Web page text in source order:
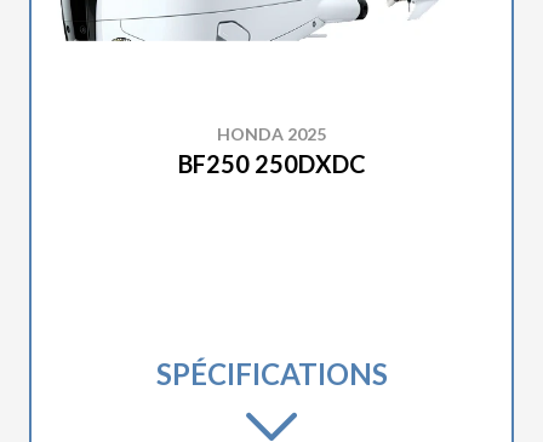
HONDA 2025
BF250 250DXDC
SPÉCIFICATIONS